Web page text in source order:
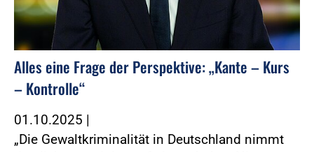
Alles eine Frage der Perspektive: „Kante – Kurs
– Kontrolle“
01.10.2025 |
„Die Gewaltkriminalität in Deutschland nimmt